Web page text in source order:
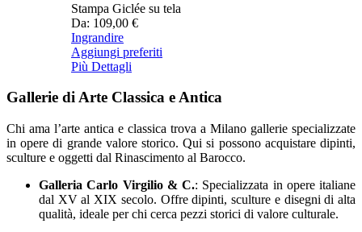
Stampa Giclée su tela
Da: 109,00 €
Ingrandire
Aggiungi preferiti
Più Dettagli
Gallerie di Arte Classica e Antica
Chi ama l’arte antica e classica trova a Milano gallerie specializzate
in opere di grande valore storico. Qui si possono acquistare dipinti,
sculture e oggetti dal Rinascimento al Barocco.
Galleria Carlo Virgilio & C.: Specializzata in opere italiane
dal XV al XIX secolo. Offre dipinti, sculture e disegni di alta
qualità, ideale per chi cerca pezzi storici di valore culturale.